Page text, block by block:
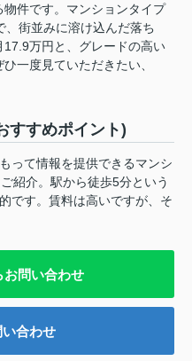
件です。マンションタイプ
街並みに溶け込んだ落ち
万円と、グレードの高い
一度見ていただきたい、
すすめポイント)
って情報を提供できるマンシ
紹介。駅から徒歩5分という
です。賃料は高いですが、そ
お問い合わせ
い合わせ